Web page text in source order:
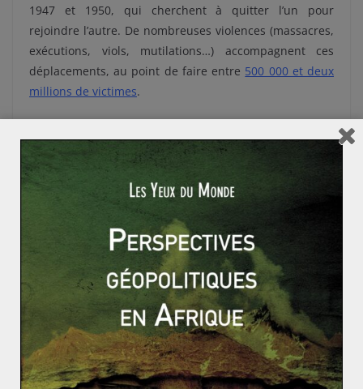
1947 et 1950, qui cherchent à quitter l’un pour
rejoindre l’autre. De nombreuses violences (massacres,
exécutions, viols, mutilations…) accompagnent ces
déplacements, au point de faire entre 500 000 et deux
millions de victimes.
l’indépendance
Une question épineuse subsiste pourtant dans le
processus d’indépendance de l’Inde et du Pakistan : le
devenir des États princiers. Le Raj britannique en
compte 547 au moment de sa dislocation, et ces États,
qui couvrent 40 % de ses terres, abritent en 1947, 23 %
de sa population. Gouvernés par un souverain local, les
États princiers jouissent d’une relative autonomie au
sein de l’Empire des Indes en gardant le contrôle de
leurs affaires intérieures, même si les Britanniques ont
à charge des domaines régaliens comme la défense ou
la politique étrangère. Les accords de 1947 laissent à